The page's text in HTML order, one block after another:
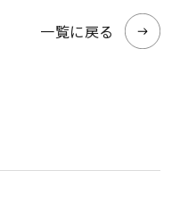
一覧に戻る